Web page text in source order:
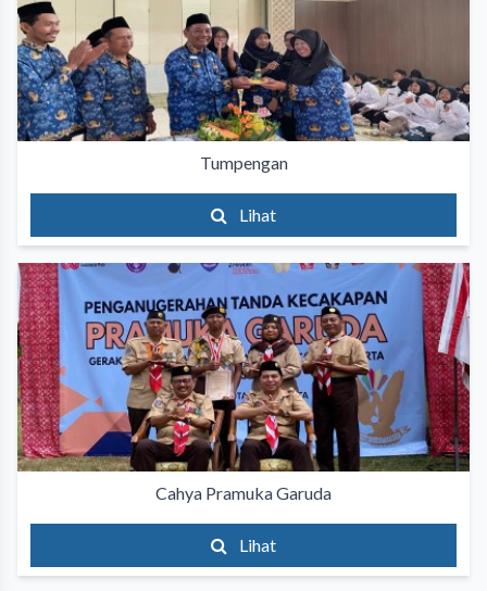
Tumpengan
Lihat
Cahya Pramuka Garuda
Lihat